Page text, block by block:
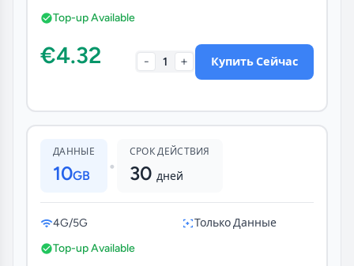
Top-up Available
€4.32 - 1 + Купить Сейчас
ДАННЫЕ
10GB •
СРОК ДЕЙСТВИЯ
30 дней
4G/5G
Только Данные
Top-up Available